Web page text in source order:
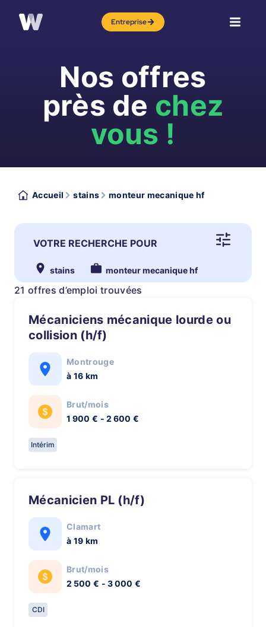
Entreprise
Nos offres
près de chez
vous !
Accueil stains monteur mecanique hf
VOTRE RECHERCHE POUR
stains monteur mecanique hf
21 offres d’emploi trouvées
mécaniciens mécanique lourde ou
collision (h/f)
Montrouge
à 16 km
Brut/mois
1 900 € - 2 600 €
Intérim
mécanicien PL (h/f)
Clamart
à 19 km
Brut/mois
2 500 € - 3 000 €
CDI